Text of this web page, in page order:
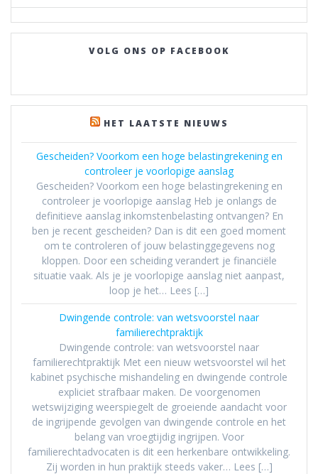
VOLG ONS OP FACEBOOK
HET LAATSTE NIEUWS
Gescheiden? Voorkom een hoge belastingrekening en
controleer je voorlopige aanslag
Gescheiden? Voorkom een hoge belastingrekening en
controleer je voorlopige aanslag Heb je onlangs de
definitieve aanslag inkomstenbelasting ontvangen? En
ben je recent gescheiden? Dan is dit een goed moment
om te controleren of jouw belastinggegevens nog
kloppen. Door een scheiding verandert je financiële
situatie vaak. Als je je voorlopige aanslag niet aanpast,
loop je het… Lees […]
Dwingende controle: van wetsvoorstel naar
familierechtpraktijk
Dwingende controle: van wetsvoorstel naar
familierechtpraktijk Met een nieuw wetsvoorstel wil het
kabinet psychische mishandeling en dwingende controle
expliciet strafbaar maken. De voorgenomen
wetswijziging weerspiegelt de groeiende aandacht voor
de ingrijpende gevolgen van dwingende controle en het
belang van vroegtijdig ingrijpen. Voor
familierechtadvocaten is dit een herkenbare ontwikkeling.
Zij worden in hun praktijk steeds vaker… Lees […]